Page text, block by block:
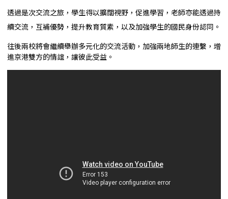
透過是次交流之旅，學生得以擴闊視野，促進學習，老師亦能透過持
續交流，互補優勢，提升教育質素，以及加強學生的國民身份認同。
往後兩校將會繼續舉辦多元化的交流活動，加強兩地師生的連繫，增
進京港雙方的情誼，讓彼此受益。